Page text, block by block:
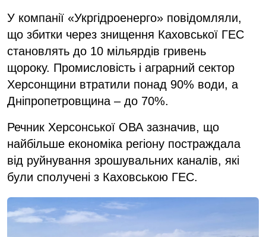
У компанії «Укргідроенерго» повідомляли,
що збитки через знищення Каховської ГЕС
становлять до 10 мільярдів гривень
щороку. Промисловість і аграрний сектор
Херсонщини втратили понад 90% води, а
Дніпропетровщина – до 70%.
Речник Херсонської ОВА зазначив, що
найбільше економіка регіону постраждала
від руйнування зрошувальних каналів, які
були сполучені з Каховською ГЕС.